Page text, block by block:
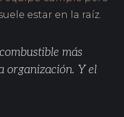
estar en la raíz.
más
organización. Y el